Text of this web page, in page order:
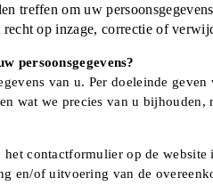
treffen om uw
recht op inzage, correctie of
persoonsgegevens?
van u. Per doeleinde
wat we precies van u
contactformulier op de
en/of uitvoering van de